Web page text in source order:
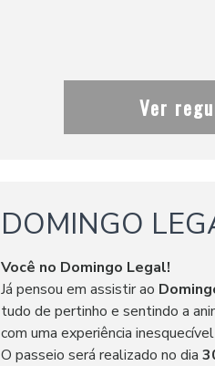
Ver
DOMINGO
Você no Domingo Legal!
Já pensou em assistir ao
tudo de pertinho e sentindo a
com uma experiência
O passeio será realizado no dia